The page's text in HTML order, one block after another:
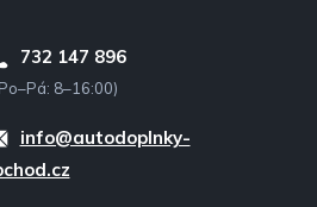
732 147 896
8–16:00)
info@autodoplnky-